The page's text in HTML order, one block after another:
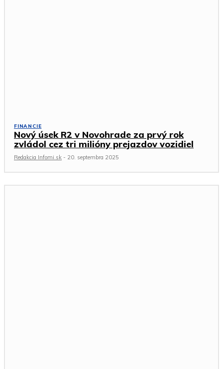
FINANCIE
Nový úsek R2 v Novohrade za prvý rok
zvládol cez tri milióny prejazdov vozidiel
Redakcia Infomi.sk - 20. septembra 2025